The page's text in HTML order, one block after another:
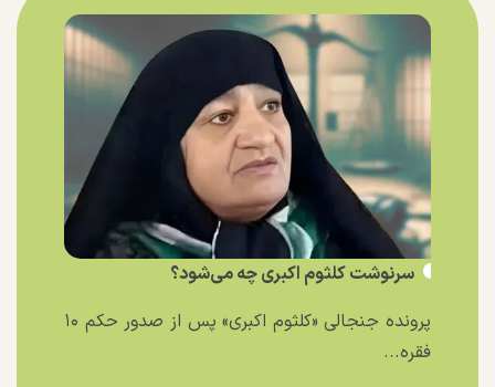
سرنوشت کلثوم اکبری چه می‌شود؟
پرونده جنجالی «کلثوم اکبری» پس از صدور حکم ۱۰
فقره...